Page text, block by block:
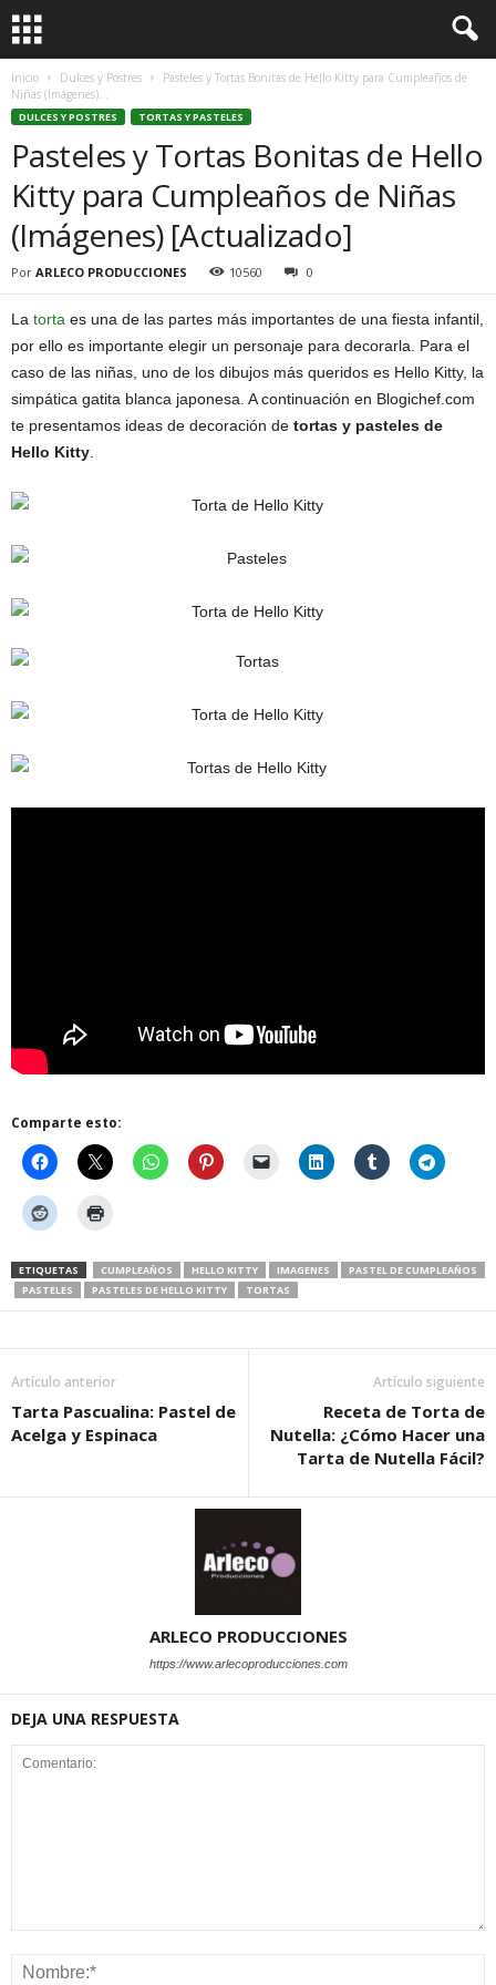
Inicio Dulces y Postres
Pasteles y Tortas Bonitas de Hello Kitty para Cumpleaños de
Niñas (Imágenes)...
DULCES Y POSTRES TORTAS Y PASTELES
Pasteles y Tortas Bonitas de Hello
Kitty para Cumpleaños de Niñas
(Imágenes) [Actualizado]
Por ARLECO PRODUCCIONES 10560 0
La torta es una de las partes más importantes de una fiesta infantil,
por ello es importante elegir un personaje para decorarla. Para el
caso de las niñas, uno de los dibujos más queridos es Hello Kitty, la
simpática gatita blanca japonesa. A continuación en Blogichef.com
te presentamos ideas de decoración de tortas y pasteles de
Hello Kitty
Comparte esto:
ETIQUETAS CUMPLEAÑOS HELLO KITTY IMAGENES
PASTEL DE CUMPLEAÑOS
PASTELES
PASTELES DE HELLO KITTY TORTAS
Artículo anterior
Tarta Pascualina: Pastel de
Acelga y Espinaca
Artículo siguiente
Receta de Torta de
Nutella: ¿Cómo Hacer una
Tarta de Nutella Fácil?
ARLECO PRODUCCIONES
https://www.arlecoproducciones.com
DEJA UNA RESPUESTA